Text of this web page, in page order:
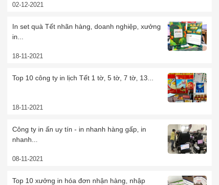
02-12-2021
In set quà Tết nhãn hàng, doanh nghiệp, xưởng
in...
18-11-2021
Top 10 công ty in lịch Tết 1 tờ, 5 tờ, 7 tờ, 13...
18-11-2021
Công ty in ấn uy tín - in nhanh hàng gấp, in
nhanh...
08-11-2021
Top 10 xưởng in hóa đơn nhận hàng, nhập